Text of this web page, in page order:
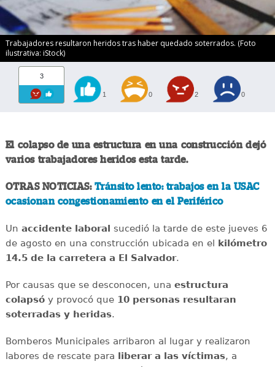
Trabajadores resultaron heridos tras haber quedado soterrados. (Foto
ilustrativa: iStock)
3
1 0 2 0
El colapso de una estructura en una construcción dejó
varios trabajadores heridos esta tarde.
OTRAS NOTICIAS:Tránsito lento: trabajos en la USAC
ocasionan congestionamiento en el Periférico
Un accidente laboral
sucedió la tarde de este jueves 6
de agosto en una construcción ubicada en el
kilómetro
14.5 de la carretera a El Salvador.
Por causas que se desconocen, una estructura
colapsóy provocó que 10 personas resultaran
soterradas y heridas.
Bomberos Municipales arribaron al lugar y realizaron
labores de rescate para liberar a las víctimas, a